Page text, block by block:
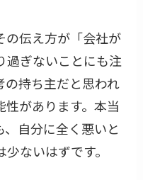
の伝え方が「会社が
過ぎないことにも注
の持ち主だと思われ
があります。本当
自分に全く悪いと
ないはずです。